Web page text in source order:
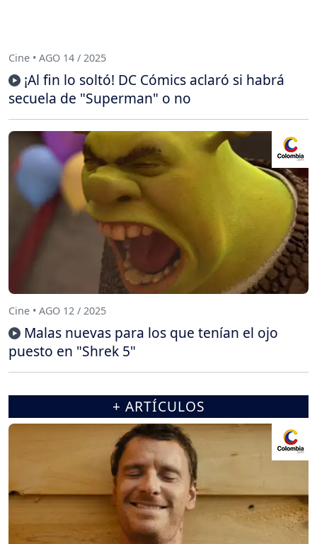
Cine • AGO 14 / 2025
¡Al fin lo soltó! DC Cómics aclaró si habrá
secuela de "Superman" o no
Cine • AGO 12 / 2025
Malas nuevas para los que tenían el ojo
puesto en "Shrek 5"
+ ARTÍCULOS